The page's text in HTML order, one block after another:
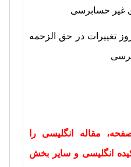
غیر حسابرسی
تغییرات در حق الزحمه
مقاله انگلیسی را
انگلیسی و سایر بخش